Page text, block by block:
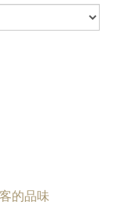
的品味